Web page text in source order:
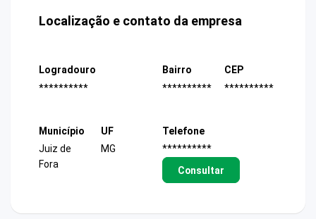
Localização e contato da empresa
Logradouro
**********
Bairro
**********
CEP
**********
Município
Juiz de
Fora
UF
MG
Telefone
**********
Consultar